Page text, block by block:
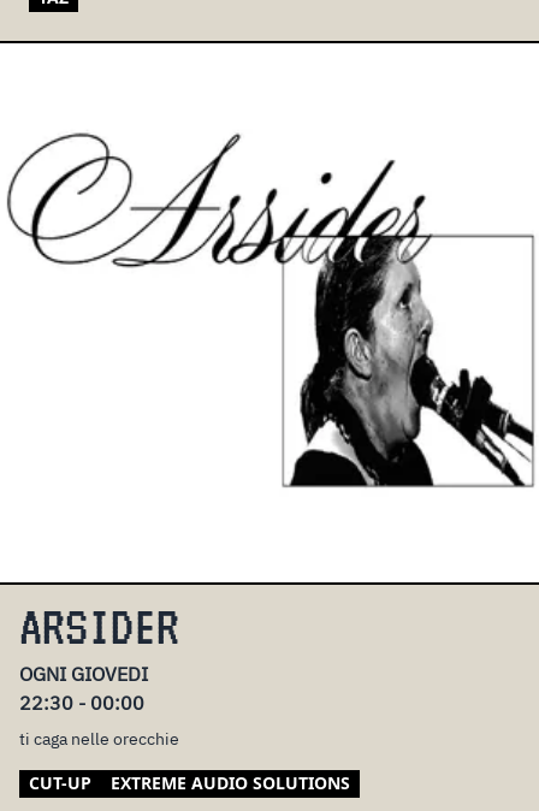
ARSIDER
OGNI GIOVEDI
22:30 - 00:00
ti caga nelle orecchie
CUT-UP EXTREME AUDIO SOLUTIONS